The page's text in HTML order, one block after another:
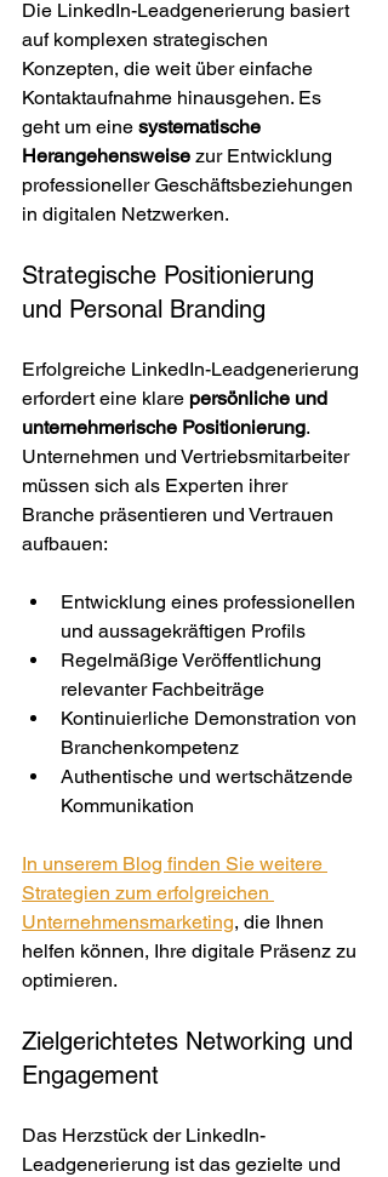
Die LinkedIn-Leadgenerierung basiert
auf komplexen strategischen
Konzepten, die weit über einfache
Kontaktaufnahme hinausgehen. Es
geht um eine systematische
Herangehensweise zur Entwicklung
professioneller Geschäftsbeziehungen
in digitalen Netzwerken.
Strategische Positionierung
und Personal Branding
Erfolgreiche LinkedIn-Leadgenerierung
erfordert eine klare persönliche und
unternehmerische Positionierung.
Unternehmen und Vertriebsmitarbeiter
müssen sich als Experten ihrer
Branche präsentieren und Vertrauen
aufbauen:
Entwicklung eines professionellen
und aussagekräftigen Profils
Regelmäßige Veröffentlichung
relevanter Fachbeiträge
Kontinuierliche Demonstration von
Branchenkompetenz
Authentische und wertschätzende
Kommunikation
In unserem Blog finden Sie weitere
Strategien zum erfolgreichen
Unternehmensmarketing, die Ihnen
helfen können, Ihre digitale Präsenz zu
optimieren.
Zielgerichtetes Networking und
Engagement
Das Herzstück der LinkedIn-
Leadgenerierung ist das gezielte und